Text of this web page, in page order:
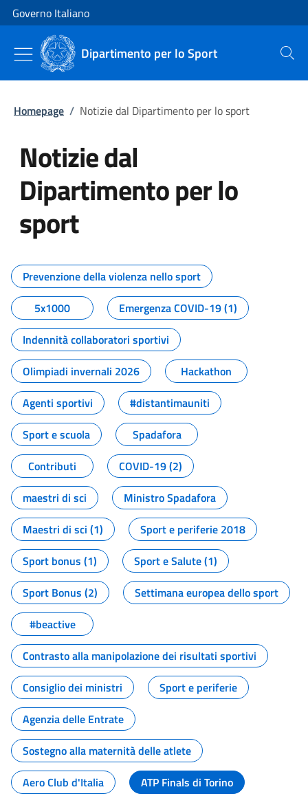
Vai al contenuto
Vai alla navigazione del sito
Governo Italiano
Dipartimento per lo Sport Cerca
Homepage / Notizie dal Dipartimento per lo sport
Notizie dal
Dipartimento per lo
sport
Tutti i contenuti della pagina
Prevenzione della violenza nello sport
5x1000
Emergenza COVID-19 (1)
Indennità collaboratori sportivi
Olimpiadi invernali 2026
Hackathon
Agenti sportivi
#distantimauniti
Sport e scuola
Spadafora
Contributi
COVID-19 (2)
maestri di sci
Ministro Spadafora
Maestri di sci (1)
Sport e periferie 2018
Sport bonus (1)
Sport e Salute (1)
Sport Bonus (2)
Settimana europea dello sport
#beactive
Contrasto alla manipolazione dei risultati sportivi
Consiglio dei ministri
Sport e periferie
Agenzia delle Entrate
Sostegno alla maternità delle atlete
Aero Club d'Italia
ATP Finals di Torino